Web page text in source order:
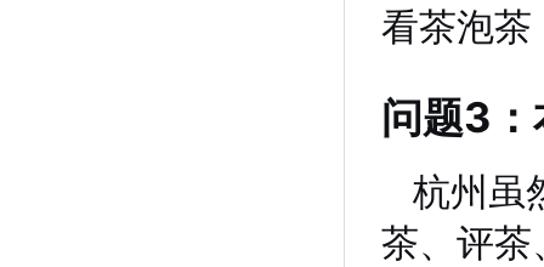
看茶泡茶
问题3：
杭州虽
茶、评茶